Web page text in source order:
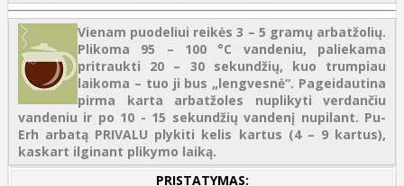
Vienam puodeliui reikės 3 – 5 gramų arbatžolių.
Plikoma 95 – 100 °C vandeniu, paliekama
pritraukti 20 – 30 sekundžių, kuo trumpiau
laikoma – tuo ji bus „lengvesnė“. Pageidautina
pirma karta arbatžoles nuplikyti verdančiu
vandeniu ir po 10 - 15 sekundžių vandenį nupilant. Pu-
Erh arbatą PRIVALU plykiti kelis kartus (4 – 9 kartus),
kaskart ilginant plikymo laiką.
PRISTATYMAS: